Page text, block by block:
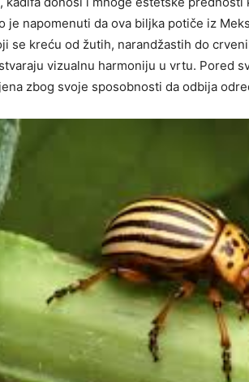
je napomenuti da ova biljka potiče iz
se kreću od žutih, narandžastih do
vizualnu harmoniju u vrtu. Pored
zbog svoje sposobnosti da odbija